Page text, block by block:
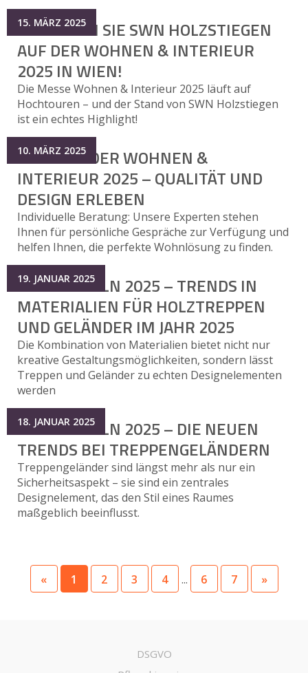
15. MÄRZ 2025
BESUCHEN SIE SWN HOLZSTIEGEN
AUF DER WOHNEN & INTERIEUR
2025 IN WIEN!
Die Messe Wohnen & Interieur 2025 läuft auf
Hochtouren – und der Stand von SWN Holzstiegen
ist ein echtes Highlight!
10. MÄRZ 2025
SWN AUF DER WOHNEN &
INTERIEUR 2025 – QUALITÄT UND
DESIGN ERLEBEN
Individuelle Beratung: Unsere Experten stehen
Ihnen für persönliche Gespräche zur Verfügung und
helfen Ihnen, die perfekte Wohnlösung zu finden.
19. JANUAR 2025
MESSE TULLN 2025 – TRENDS IN
MATERIALIEN FÜR HOLZTREPPEN
UND GELÄNDER IM JAHR 2025
Die Kombination von Materialien bietet nicht nur
kreative Gestaltungsmöglichkeiten, sondern lässt
Treppen und Geländer zu echten Designelementen
werden
18. JANUAR 2025
MESSE TULLN 2025 – DIE NEUEN
TRENDS BEI TREPPENGELÄNDERN
Treppengeländer sind längst mehr als nur ein
Sicherheitsaspekt – sie sind ein zentrales
Designelement, das den Stil eines Raumes
maßgeblich beeinflusst.
« 1 2 3 4 ... 6 7 »
DSGVO